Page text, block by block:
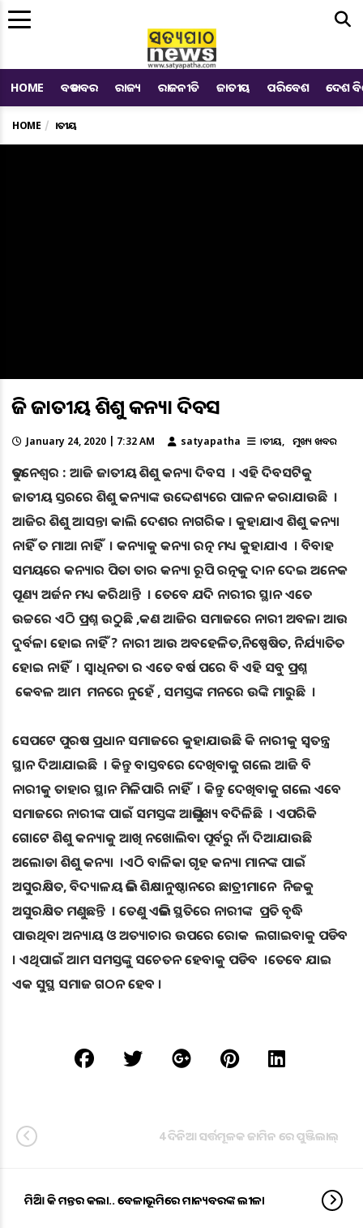
HOME ବଡ ଖବର ରାଜ୍ୟ ରାଜନୀତି ଜାତୀୟ ପରିବେଶ ଦେଶ
HOME ଜାତୀୟ
ଆଜି ଜାତୀୟ ଶିଶୁ କନ୍ୟା ଦିବସ
January 24, 2020 | 7:32 AM satyapatha ଜାତୀୟ ମୁଖ୍ୟ ଖବର
ଭୁବନେଶ୍ବର : ଆଜି ଜାତୀୟ ଶିଶୁ କନ୍ୟା ଦିବସ । ଏହି ଦିବସଟିକୁ
ଜାତୀୟ ସ୍ତରରେ ଶିଶୁ କନ୍ୟାଙ୍କ ଉଦ୍ଦେଶ୍ୟରେ ପାଳନ କରାଯାଉଛି ।
ଆଜିର ଶିଶୁ ଆସନ୍ତା କାଲି ଦେଶର ନାଗରିକ । କୁହାଯାଏ ଶିଶୁ କନ୍ୟା
ନାହିଁ ତ ମାଆ ନାହିଁ । କନ୍ୟାକୁ କନ୍ୟା ରତ୍ନ ମଧ୍ୟ କୁହାଯାଏ । ବିବାହ
ସମୟରେ କନ୍ୟାର ପିତା ତାର କନ୍ୟା ରୂପି ରତ୍ନକୁ ଦାନ ଦେଇ ଅନେକ
ପୂଣ୍ୟ ଅର୍ଜନ ମଧ୍ୟ କରିଥାନ୍ତି । ତେବେ ଯଦି ନାରୀର ସ୍ଥାନ ଏତେ
ଉଚ୍ଚରେ ଏଠି ପ୍ରଶ୍ନ ଉଠୁଛି ,କଣ ଆଜିର ସମାଜରେ ନାରୀ ଅବଳା ଆଉ
ଦୁର୍ବଳା ହୋଇ ନାହିଁ ? ନାରୀ ଆଉ ଅବହେଳିତ,ନିଷ୍ପେଷିତ, ନିର୍ଯ୍ୟାତିତ
ହୋଇ ନାହିଁ । ସ୍ବାଧିନତା ର ଏତେ ବର୍ଷ ପରେ ବି ଏହି ସବୁ ପ୍ରଶ୍ନ
କେବଳ ଆମ ମନରେ ନୁହେଁ , ସମସ୍ତଙ୍କ ମନରେ ଉଙ୍କି ମାରୁଛି ।
ସେପଟେ ପୁରଷ ପ୍ରଧାନ ସମାଜରେ କୁହାଯାଉଛି କି ନାରୀକୁ ସ୍ବତନ୍ତ୍ର
ସ୍ଥାନ ଦିଆଯାଇଛି । କିନ୍ତୁ ବାସ୍ତବରେ ଦେଖିବାକୁ ଗଲେ ଆଜି ବି
ନାରୀକୁ ତାହାର ସ୍ଥାନ ମିଳିପାରି ନାହିଁ । କିନ୍ତୁ ଦେଖିବାକୁ ଗଲେ ଏବେ
ସମାଜରେ ନାରୀଙ୍କ ପାଇଁ ସମସ୍ତଙ୍କ ଆଭିମୁଖ୍ୟ ବଦିଳିଛି । ଏପରିକି
ଗୋଟେ ଶିଶୁ କନ୍ୟାକୁ ଆଖି ନଖୋଲିବା ପୂର୍ବରୁ ନାଁ ଦିଆଯାଉଛି
ଅଲୋଡା ଶିଶୁ କନ୍ୟା ।ଏଠି ବାଳିକା ଗୃହ କନ୍ୟା ମାନଙ୍କ ପାଇଁ
ଅସୁରକ୍ଷିତ, ବିଦ୍ୟାଳୟ ଭଳି ଶିକ୍ଷାନୁଷ୍ଠାନରେ ଛାତ୍ରୀମାନେ ନିଜକୁ
ଅସୁରକ୍ଷିତ ମଣୁଛନ୍ତି । ତେଣୁ ଏଭଳି ସ୍ଥତିରେ ନାରୀଙ୍କ ପ୍ରତି ବୃଦ୍ଧି
ପାଉଥିବା ଅନ୍ୟାୟ ଓ ଅତ୍ୟାଚାର ଉପରେ ରୋକ ଲଗାଇବାକୁ ପଡିବ
। ଏଥିପାଇଁ ଆମ ସମସ୍ତଙ୍କୁ ସଚେତନ ହେବାକୁ ପଡିବ ।ତେବେ ଯାଇ
ଏକ ସୁସ୍ଥ ସମାଜ ଗଠନ ହେବ ।
4 ଦିନିଆ ସର୍ତ୍ତମୂଳକ ଜାମିନ ରେ ପୁଞ୍ଜିଲାଲ୍
ମିଡିଆ କି ମନ୍ତର କଲା.. ବେଳାଭୂମିରେ ମାନ୍ୟବରଙ୍କ ଲୀଳା